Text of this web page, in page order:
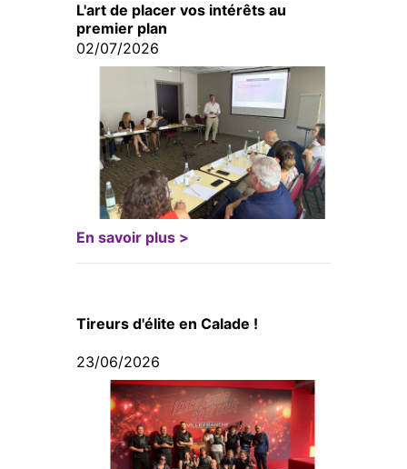
L'art de placer vos intérêts au
premier plan
02/07/2026
En savoir plus >
Tireurs d'élite en Calade !
23/06/2026